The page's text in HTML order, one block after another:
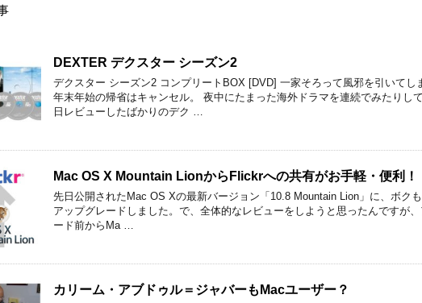
DEXTER デクスター シーズン2
デクスター シーズン2 コンプリートBOX [DVD] 一家そろって風邪を引いてし
年末年始の帰省はキャンセル。 夜中にたまった海外ドラマを連続でみたりし
日レビューしたばかりのデク …
Mac OS X Mountain LionからFlickrへの共有がお手軽・便利！
先日公開されたMac OS Xの最新バージョン「10.8 Mountain Lion」に、ボク
アップグレードしました。で、全体的なレビューをしようと思ったんですが
ード前からMa …
カリーム・アブドゥル＝ジャバーもMacユーザー？